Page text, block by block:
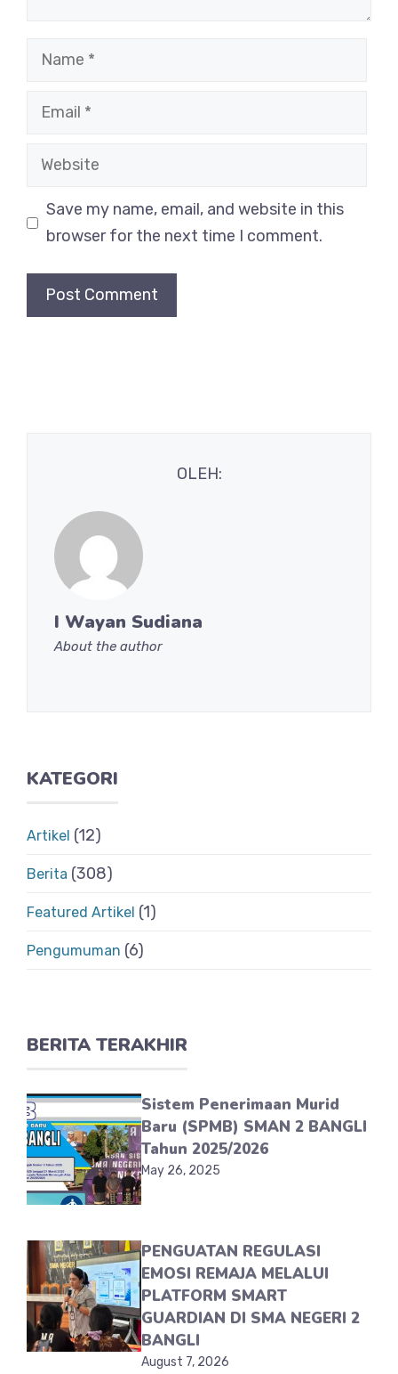
Name
Email
Website
Save my name, email, and website in this
browser for the next time I comment.
OLEH:
I Wayan Sudiana
About the author
KATEGORI
Artikel (12)
Berita (308)
Featured Artikel (1)
Pengumuman (6)
BERITA TERAKHIR
Sistem Penerimaan Murid
Baru (SPMB) SMAN 2 BANGLI
Tahun 2025/2026
May 26, 2025
PENGUATAN REGULASI
EMOSI REMAJA MELALUI
PLATFORM SMART
GUARDIAN DI SMA NEGERI 2
BANGLI
August 7, 2026